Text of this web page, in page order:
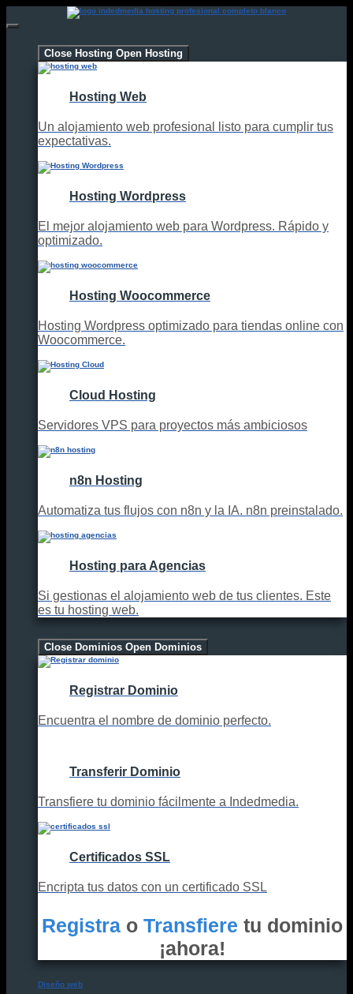
Close Hosting Open Hosting
Hosting Web
Un alojamiento web profesional listo para cumplir tus
expectativas.
Hosting Wordpress
El mejor alojamiento web para Wordpress. Rápido y
optimizado.
Hosting Woocommerce
Hosting Wordpress optimizado para tiendas online con
Woocommerce.
Cloud Hosting
Servidores VPS para proyectos más ambiciosos
n8n Hosting
Automatiza tus flujos con n8n y la IA. n8n preinstalado.
Hosting para Agencias
Si gestionas el alojamiento web de tus clientes. Este
es tu hosting web.
Close Dominios Open Dominios
Registrar Dominio
Encuentra el nombre de dominio perfecto.
Transferir Dominio
Transfiere tu dominio fácilmente a Indedmedia.
Certificados SSL
Encripta tus datos con un certificado SSL
Registra o Transfiere tu dominio
¡ahora!
Diseño web